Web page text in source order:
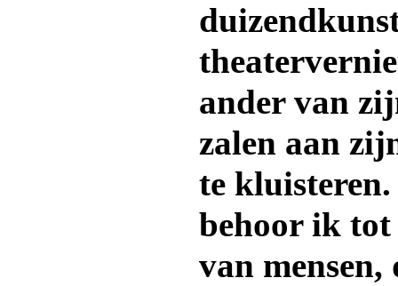
ander van
zalen aan
te
behoor ik tot
van mensen,